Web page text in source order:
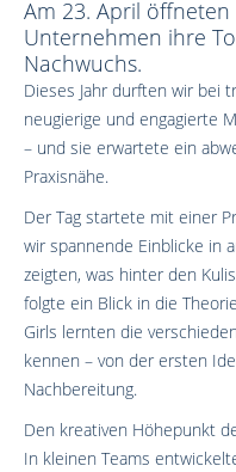
Am 23. April
Unternehmen ihre
Nachwuchs.
Dieses Jahr durften wir bei
neugierige und engagierte
– und sie erwartete ein
Praxisnähe.
Der Tag startete mit einer
wir spannende Einblicke in
zeigten, was hinter den
folgte ein Blick in die
Girls lernten die
kennen – von der ersten
Nachbereitung.
Den kreativen Höhepunkt
In kleinen Teams